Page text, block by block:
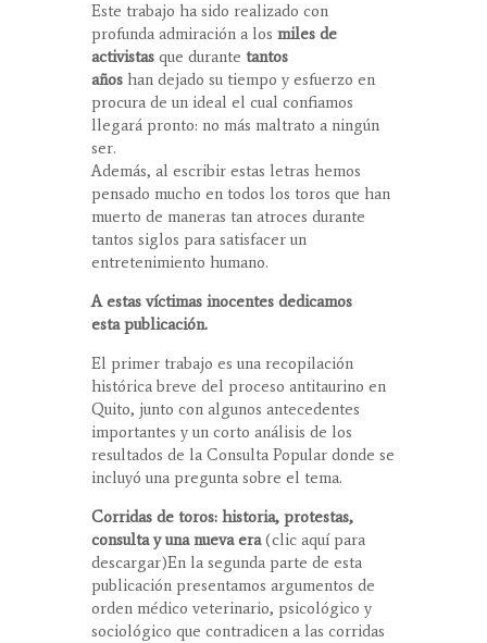
Este trabajo ha sido realizado con
profunda admiración a los miles de
activistas que durante tantos
años han dejado su tiempo y esfuerzo en
procura de un ideal el cual confiamos
llegará pronto: no más maltrato a ningún
ser.
Además, al escribir estas letras hemos
pensado mucho en todos los toros que han
muerto de maneras tan atroces durante
tantos siglos para satisfacer un
entretenimiento humano.
A estas víctimas inocentes dedicamos
esta publicación.
El primer trabajo es una recopilación
histórica breve del proceso antitaurino en
Quito, junto con algunos antecedentes
importantes y un corto análisis de los
resultados de la Consulta Popular donde se
incluyó una pregunta sobre el tema.
Corridas de toros: historia, protestas,
consulta y una nueva era(clic aquí para
descargar)En la segunda parte de esta
publicación presentamos argumentos de
orden médico veterinario, psicológico y
sociológico que contradicen a las corridas